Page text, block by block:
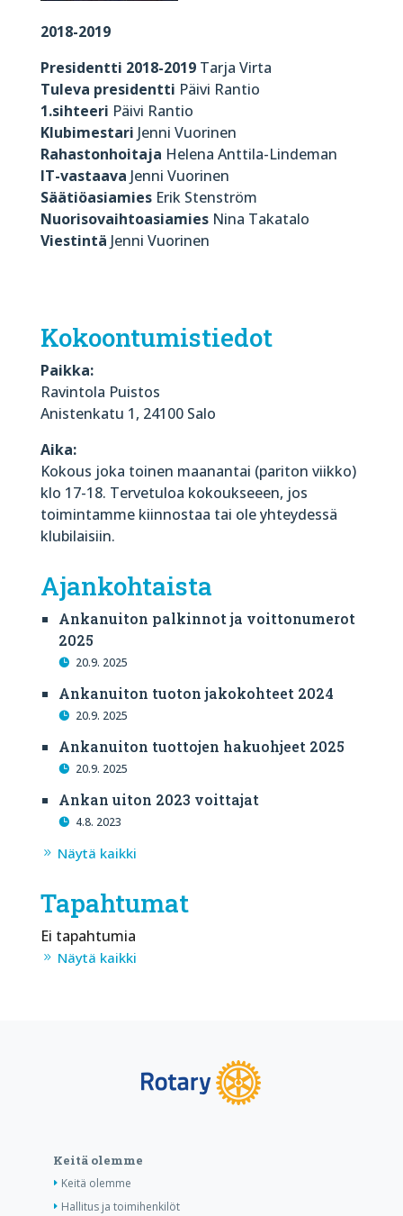
2018-2019
Presidentti 2018-2019 Tarja Virta
Tuleva presidentti Päivi Rantio
1.sihteeri Päivi Rantio
Klubimestari Jenni Vuorinen
Rahastonhoitaja Helena Anttila-Lindeman
IT-vastaava Jenni Vuorinen
SäätiöasiamiesErik Stenström
NuorisovaihtoasiamiesNina Takatalo
Viestintä Jenni Vuorinen
Kokoontumistiedot
Paikka:
Ravintola Puistos
Anistenkatu 1, 24100 Salo
Aika:
Kokous joka toinen maanantai (pariton viikko)
klo 17-18. Tervetuloa kokoukseeen, jos
toimintamme kiinnostaa tai ole yhteydessä
klubilaisiin.
Ajankohtaista
Ankanuiton palkinnot ja voittonumerot
2025
20.9. 2025
Ankanuiton tuoton jakokohteet 2024
20.9. 2025
Ankanuiton tuottojen hakuohjeet 2025
20.9. 2025
Ankan uiton 2023 voittajat
4.8. 2023
Näytä kaikki
Tapahtumat
Ei tapahtumia
Näytä kaikki
Keitä olemme
Keitä olemme
Hallitus ja toimihenkilöt